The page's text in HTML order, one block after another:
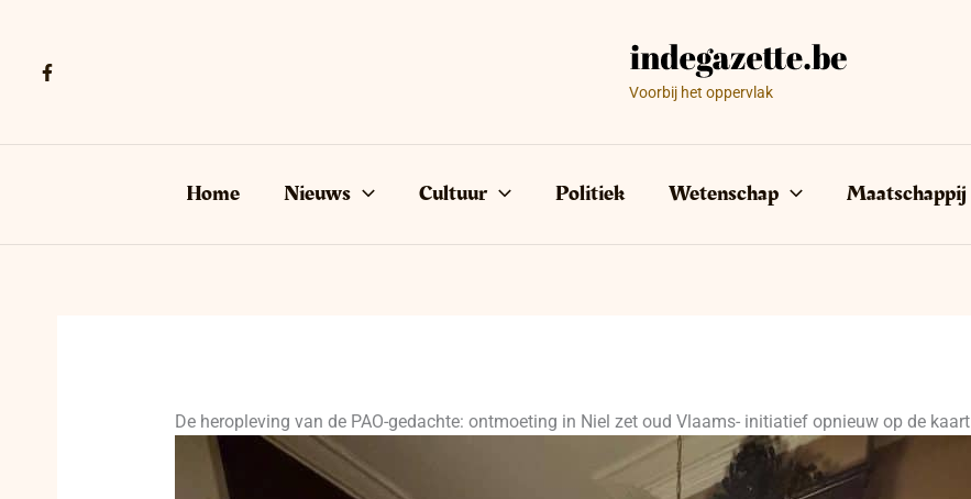
Voorbij het oppervlak
Home Nieuws Cultuur Politiek Wetenschap Maatschappij
De heropleving van de PAO-gedachte: ontmoeting in Niel zet oud Vlaams- initiatief opnieuw op de kaart